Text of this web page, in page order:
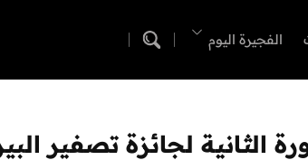
الفجيرة اليوم
الثانية لجائزة تصفير